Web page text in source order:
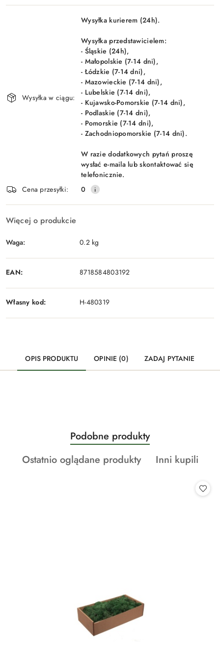
Wyślij
Wysyłka w ciągu:
Wysyłka kurierem (24h).
Wysyłka przedstawicielem:
- Śląskie (24h),
- Małopolskie (7-14 dni),
- Łódzkie (7-14 dni),
- Mazowieckie (7-14 dni),
- Lubelskie (7-14 dni),
- Kujawsko-Pomorskie (7-14 dni),
- Podlaskie (7-14 dni),
- Pomorskie (7-14 dni),
- Zachodniopomorskie (7-14 dni).
W razie dodatkowych pytań proszę
wysłać e-maila lub skontaktować się
telefonicznie.
Cena przesyłki:
0
Więcej o produkcie
Waga: 0.2 kg
EAN: 8718584803192
Własny kod: H-480319
OPIS PRODUKTU OPINIE (0) ZADAJ PYTANIE
Pomiń karuzelę produktów
Produkty
o
statusie:
Podobne produkty
Produkty
Ostatnio oglądane produkty
Produkty
Inni kupili